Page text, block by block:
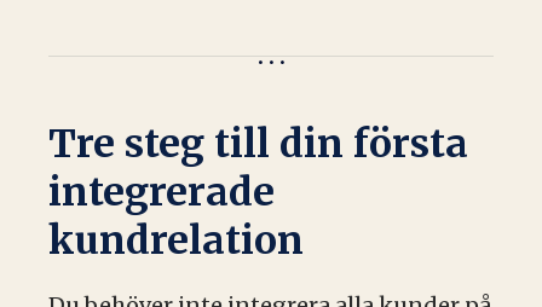
Tre steg till din första
integrerade
kundrelation